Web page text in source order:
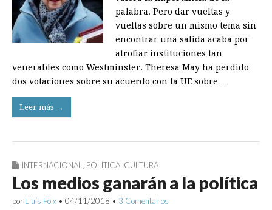
palabra. Pero dar vueltas y
vueltas sobre un mismo tema sin
encontrar una salida acaba por
atrofiar instituciones tan
venerables como Westminster. Theresa May ha perdido
dos votaciones sobre su acuerdo con la UE sobre…
Leer más →
INTERNACIONAL POLÍTICA CULTURA
Los medios ganarán a la política
por Lluís Foix • 04/11/2018 • 3 Comentarios